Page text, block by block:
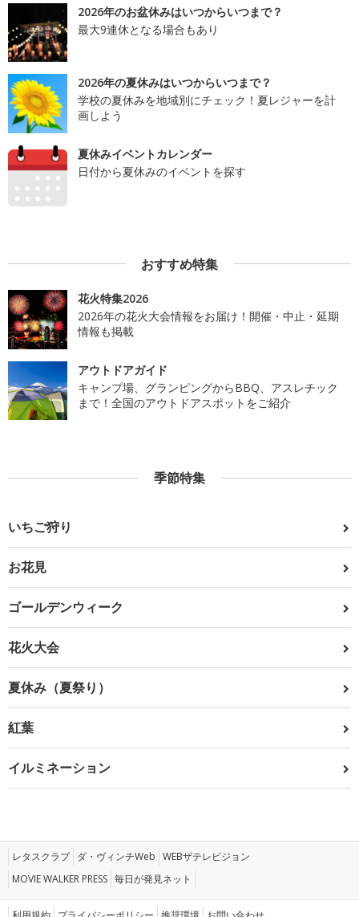
2026年のお盆休みはいつからいつまで？
最大9連休となる場合もあり
2026年の夏休みはいつからいつまで？
学校の夏休みを地域別にチェック！夏レジャーを計
画しよう
夏休みイベントカレンダー
日付から夏休みのイベントを探す
おすすめ特集
花火特集2026
2026年の花火大会情報をお届け！開催・中止・延期
情報も掲載
アウトドアガイド
キャンプ場、グランピングからBBQ、アスレチック
まで！全国のアウトドアスポットをご紹介
季節特集
いちご狩り
お花見
ゴールデンウィーク
花火大会
夏休み（夏祭り）
紅葉
イルミネーション
レタスクラブ ダ・ヴィンチWeb WEBザテレビジョン
MOVIE WALKER PRESS 毎日が発見ネット